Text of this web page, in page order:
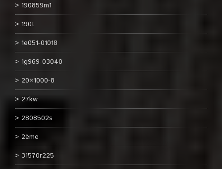
190859m1
190t
1e051-01018
1g969-03040
20×1000-8
27kw
2808502s
2ème
31570r225